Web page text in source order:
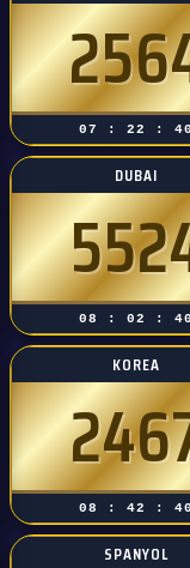
07 : 22 : 39
DUBAI
08 : 02 : 39
KOREA
08 : 42 : 39
SPANYOL